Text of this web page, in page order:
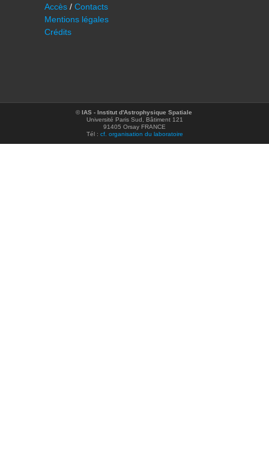
Accès / Contacts
Mentions légales
Crédits
©IAS - Institut d'Astrophysique Spatiale
Université Paris Sud, Bâtiment 121
91405 Orsay FRANCE
Tél : cf. organisation du laboratoire